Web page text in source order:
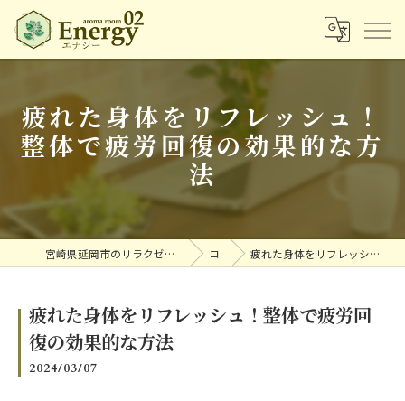
疲れた身体をリフレッシュ！
整体で疲労回復の効果的な方
法
宮崎県延岡市のリラクゼーションならアロマルームエナジー コラム 疲れた身体をリフレッシュ！整体で疲労回復の効果的な方法
疲れた身体をリフレッシュ！整体で疲労回
復の効果的な方法
2024/03/07